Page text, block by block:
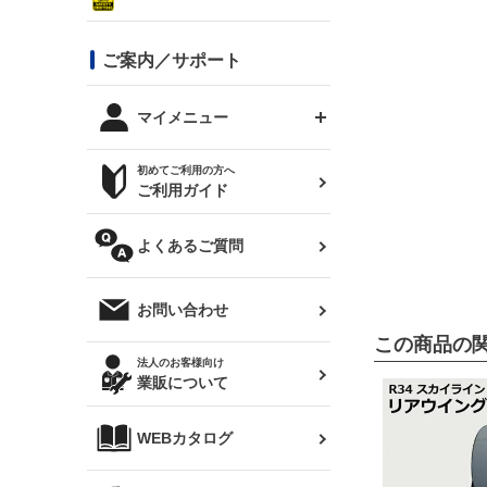
スタイリッシュライン
ボンネット
カナード
外装・補修パーツ
オリジンアーム(足回り)
レンズ
マフラー
リアウイング
リアゲート
メンテナンスパーツ
DTM:exclusive
まつど家 鉄八
JZX110 マークⅡ
ハイエース
レビン
トレノ
マークX
クラウン
クラウンマジェスタ
シルビア S14 前期
シルビア S15
180SX
ワンビア
RX-7
スバル
BRZ
レクサス
三菱
デリカ D:5
軽自動車
汎用
コンバットアイ用ライト
オプションタイヤ
サマータイヤ
ジムニー用タイヤ
ハイエース・バン用タイ
ホイールナット
ステッカー
トップス(半袖)
トップス(長袖)
パーカー
オーバーオール(つなぎ)
タオル
帽子
ご案内／サポート
マイメニュー
ログインする
お気に入りリスト
クーポンを見る
閲覧履歴
ニュースレターお申し込み
初めてご利用の方へ
ご利用ガイド
よくあるご質問
お問い合わせ
法人のお客様向け
業販について
WEBカタログ
この商品の